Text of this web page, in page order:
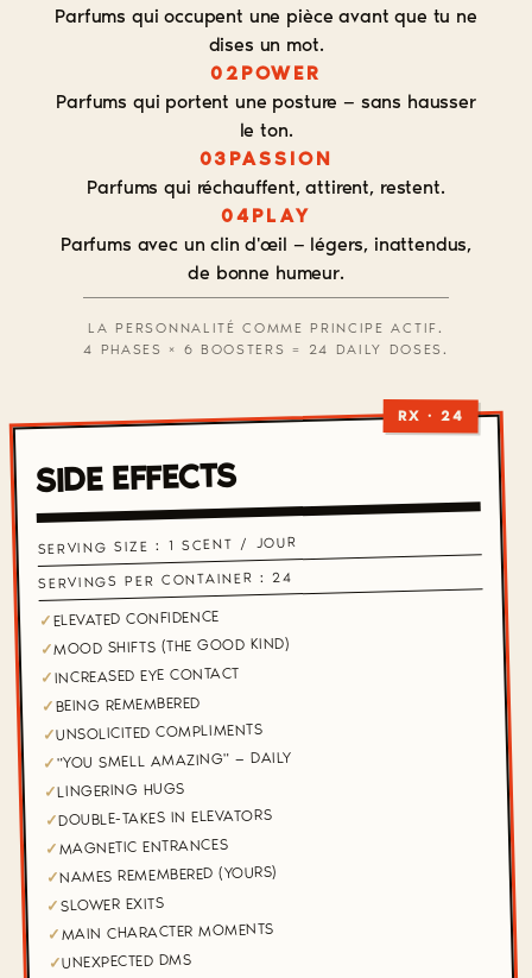
Parfums qui occupent une pièce avant que tu ne
dises un mot.
02 POWER
Parfums qui portent une posture — sans hausser
le ton.
03 PASSION
Parfums qui réchauffent, attirent, restent.
04PLAY
Parfums avec un clin d'œil — légers, inattendus,
de bonne humeur.
LA PERSONNALITÉ COMME PRINCIPE ACTIF.
4 PHASES × 6 BOOSTERS = 24 DAILY DOSES.
RX · 24
SIDE EFFECTS
SERVING SIZE : 1 SCENT / JOUR
SERVINGS PER CONTAINER : 24
✓ELEVATED CONFIDENCE
✓MOOD SHIFTS (THE GOOD KIND)
✓INCREASED EYE CONTACT
✓BEING REMEMBERED
✓UNSOLICITED COMPLIMENTS
✓"YOU SMELL AMAZING" — DAILY
✓LINGERING HUGS
✓DOUBLE-TAKES IN ELEVATORS
✓MAGNETIC ENTRANCES
✓NAMES REMEMBERED (YOURS)
✓SLOWER EXITS
✓MAIN CHARACTER MOMENTS
✓UNEXPECTED DMS